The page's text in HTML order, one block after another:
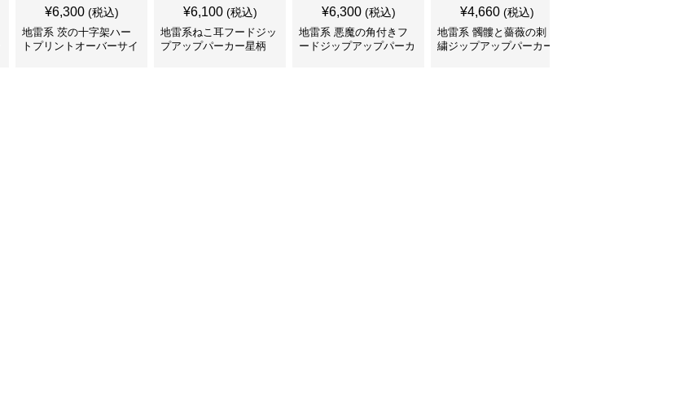
¥6,300 (税込)
地雷系 茨の十字架ハー
トプリントオーバーサイ
¥6,100 (税込)
地雷系ねこ耳フードジッ
プアップパーカー星柄
¥6,300 (税込)
地雷系 悪魔の角付きフ
ードジップアップパーカ
¥4,660 (税込)
地雷系 髑髏と薔薇の刺
繍ジップアップパーカー